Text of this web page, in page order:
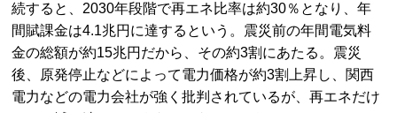
続すると、2030年段階で再エネ比率は約30％となり、年
間賦課金は4.1兆円に達するという。震災前の年間電気料
金の総額が約15兆円だから、その約3割にあたる。震災
後、原発停止などによって電力価格が約3割上昇し、関西
電力などの電力会社が強く批判されているが、再エネだけ